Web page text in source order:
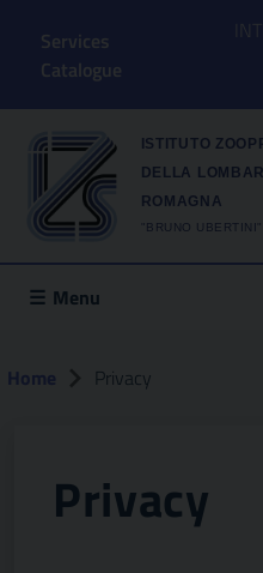
Services
Catalogue
ISTITUTO
DELLA
ROMAGNA
"BRUNO UBERTINI"
Menu
Home Privacy
Privacy